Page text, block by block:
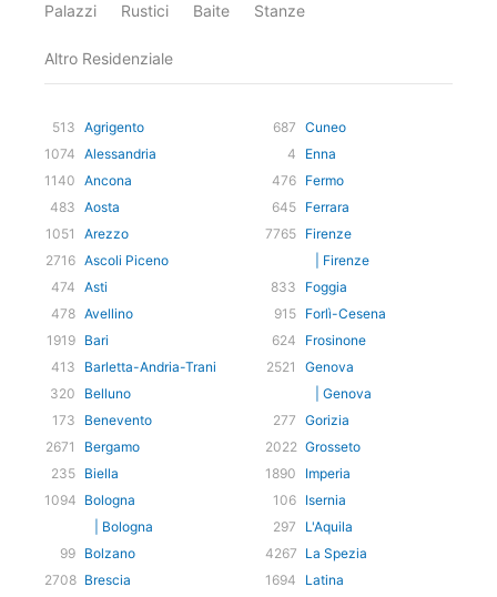
Palazzi Rustici Baite Stanze
Altro Residenziale
513 Agrigento
1074 Alessandria
1140 Ancona
483 Aosta
1051
Arezzo
2716 Ascoli Piceno
474 Asti
478 Avellino
1919 Bari
413
Barletta-Andria-Trani
320
Belluno
173
Benevento
2671
Bergamo
235 Biella
1094 Bologna
| Bologna
99 Bolzano
2708 Brescia
687 Cuneo
4
Enna
476 Fermo
645 Ferrara
7765 Firenze
| Firenze
833
Foggia
915 Forlì-Cesena
624
Frosinone
2521
Genova
| Genova
277 Gorizia
2022 Grosseto
1890
Imperia
106 Isernia
297
L'Aquila
4267 La Spezia
1694
Latina